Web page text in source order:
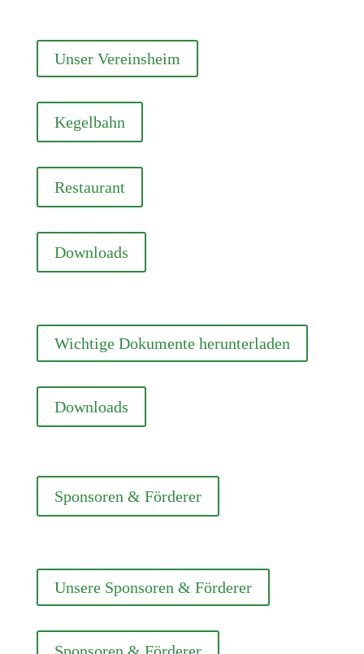
Unser Vereinsheim
Kegelbahn
Restaurant
Downloads
Wichtige Dokumente herunterladen
Downloads
Sponsoren & Förderer
Unsere Sponsoren & Förderer